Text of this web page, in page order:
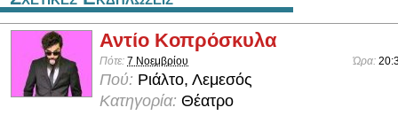
Αντίο Κοπρόσκυλα
Πότε: 7 Νοεμβρίου Ώρα:
Πού: Ριάλτο, Λεμεσός
Κατηγορία: Θέατρο